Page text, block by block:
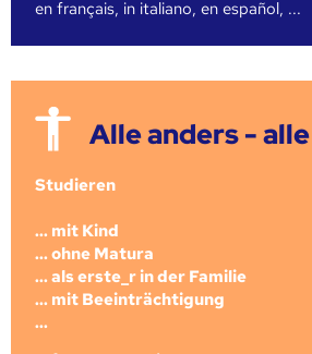
en français, in italiano, en español, ...
Alle anders -
Studieren
... mit Kind
... ohne Matura
... als erste_r in der Familie
... mit Beeinträchtigung
...